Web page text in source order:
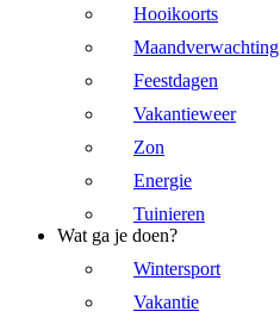
Hooikoorts
Maandverwachting
Feestdagen
Vakantieweer
Zon
Energie
Tuinieren
Wat ga je doen?
Wintersport
Vakantie